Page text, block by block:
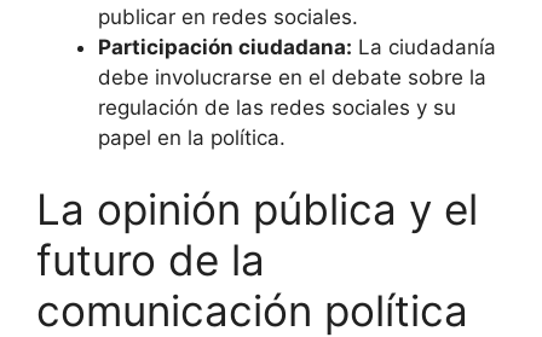
publicar en redes sociales.
Participación ciudadana: La ciudadanía
debe involucrarse en el debate sobre la
regulación de las redes sociales y su
papel en la política.
La opinión pública y el
futuro de la
comunicación política